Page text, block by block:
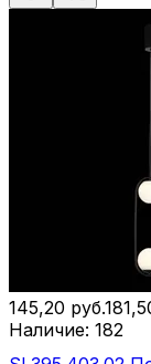
145,20 руб.
Наличие: 182